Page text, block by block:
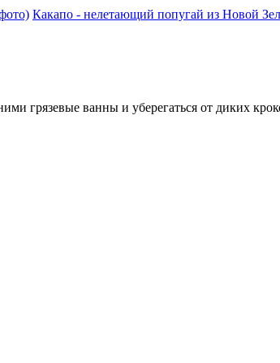
Какапо - нелетающий попугай из Новой
грязевые ванны и уберегаться от диких